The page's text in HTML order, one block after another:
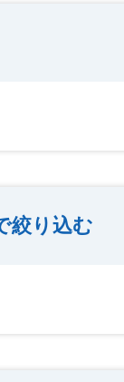
絞り込む